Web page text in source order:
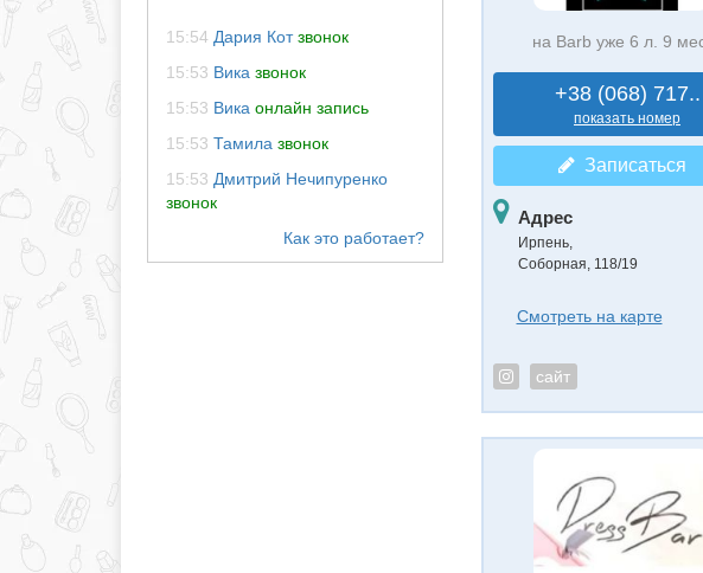
15:54 Дария Кот звонок
15:53 Вика звонок
15:53 Вика онлайн запись
15:53 Тамила звонок
15:53 Дмитрий Нечипуренко
звонок
на Barb уже 6 л. 9
+38 (068) 717..
показать номер
Записаться
Адрес
Ирпень,
Соборная, 118/19
Смотреть на карте
сайт